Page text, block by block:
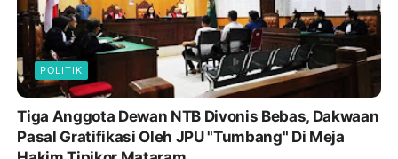
POLITIK
Tiga Anggota Dewan NTB Divonis Bebas, Dakwaan
Pasal Gratifikasi Oleh JPU "Tumbang" Di Meja